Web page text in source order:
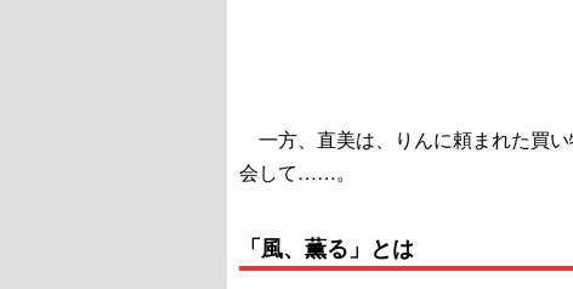
一方、直美は、りんに頼まれた買
会して……。
「風、薫る」とは